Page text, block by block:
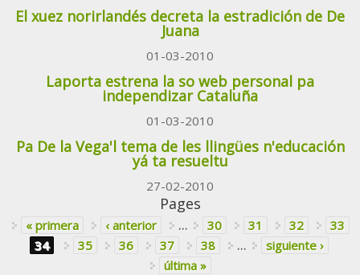
El xuez norirlandés decreta la estradición de De
Juana
01-03-2010
Laporta estrena la so web personal pa
independizar Cataluña
01-03-2010
Pa De la Vega'l tema de les llingües n'educación
yá ta resueltu
27-02-2010
Pages
« primera ‹ anterior … 30 31 32
33
34
35 36 37 38 …
siguiente ›
última »